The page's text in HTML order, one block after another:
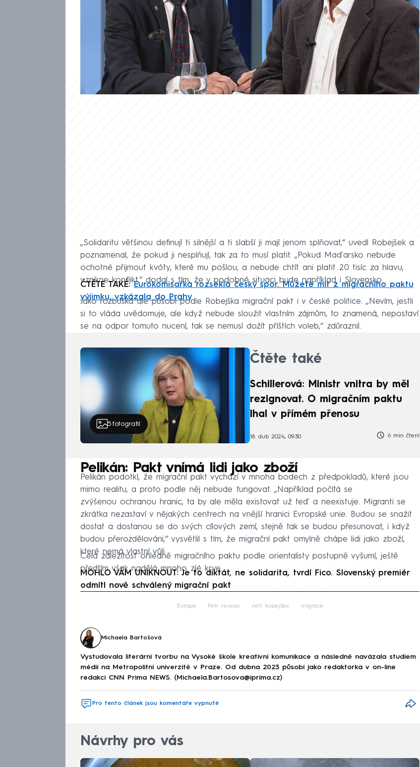
Migrační pakt není podle politologa Petra Robejška žádným řešením,
ale spíše rozbuškou. Uvedl to v pořadu Zprávy Plus na CNN Prima
NEWS a naznačil, že by se mohlo rovněž jednat o jednu z příčin
rozpadu Evropské unie. Orientalista Petr Pelikán vysvětlil, proč podle
něj schválený balík opatření nemůže fungovat.
„Solidaritu většinou definují ti silnější a ti slabší ji mají jenom splňovat,“ uvedl Robejšek a
poznamenal, že pokud ji nesplňují, tak za to musí platit. „Pokud Maďarsko nebude
ochotné přijmout kvóty, které mu pošlou, a nebude chtít ani platit 20 tisíc za hlavu,
vznikne konflikt,“ dodal s tím, že v podobné situaci bude například i Slovensko.
ČTĚTE TAKÉ:Eurokomisařka rozsekla český spor. Můžete mít z migračního paktu
výjimku, vzkázala do Prahy
Jako rozbuška ale působí podle Robejška migrační pakt i v české politice. „Nevím, jestli
si to vláda uvědomuje, ale když nebude sloužit vlastním zájmům, to znamená, nepostaví
se na odpor tomuto nucení, tak se nemusí dožít příštích voleb,“ zdůraznil.
5fotografií
Čtěte také
Schillerová: Ministr vnitra by měl
rezignovat. O migračním paktu
lhal v přímém přenosu
18. dub 2024, 09:30 6 min čtení
Pelikán: Pakt vnímá lidi jako zboží
Pelikán podotkl, že migrační pakt vychází v mnoha bodech z předpokladů, které jsou
mimo realitu, a proto podle něj nebude fungovat. „Například počítá se
zvýšenou ochranou hranic, ta by ale měla existovat už teď a neexistuje. Migranti se
zkrátka nezastaví v nějakých centrech na vnější hranici Evropské unie. Budou se snažit
dostat a dostanou se do svých cílových zemí, stejně tak se budou přesunovat, i když
budou přerozdělováni,“ vysvětlil s tím, že migrační pakt omylně chápe lidi jako zboží,
které nemá vlastní vůli.
Celá záležitost ohledně migračního paktu podle orientalisty postupně vyšumí, ještě
předtím však nadělá mnoho zlé krve.
MOHLO VÁM UNIKNOUT: Je to diktát, ne solidarita, tvrdí Fico. Slovenský premiér
odmítl nově schválený migrační pakt
Failed to fetch
Evropa Petr Pelikán Petr Robejšek migrace
Michaela Bartošová
Vystudovala literární tvorbu na Vysoké škole kreativní komunikace a následně navázala studiem
médií na Metropolitní univerzitě v Praze. Od dubna 2023 působí jako redaktorka v on-line
redakci CNN Prima NEWS. (Michaela.Bartosova@iprima.cz)
Pro tento článek jsou komentáře vypnuté
Návrhy pro vás